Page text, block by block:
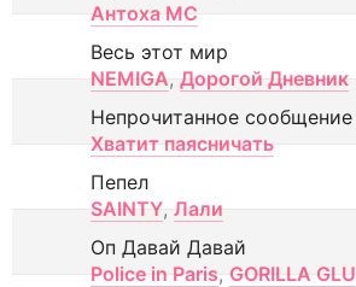
Антоха МС
Весь этот мир
NEMIGA, Дорогой Дневник
Непрочитанное сообщение
Хватит паясничать
Пепел
SAINTY, Лали
Оп Давай Давай
Police in Paris, GORILLA GLU